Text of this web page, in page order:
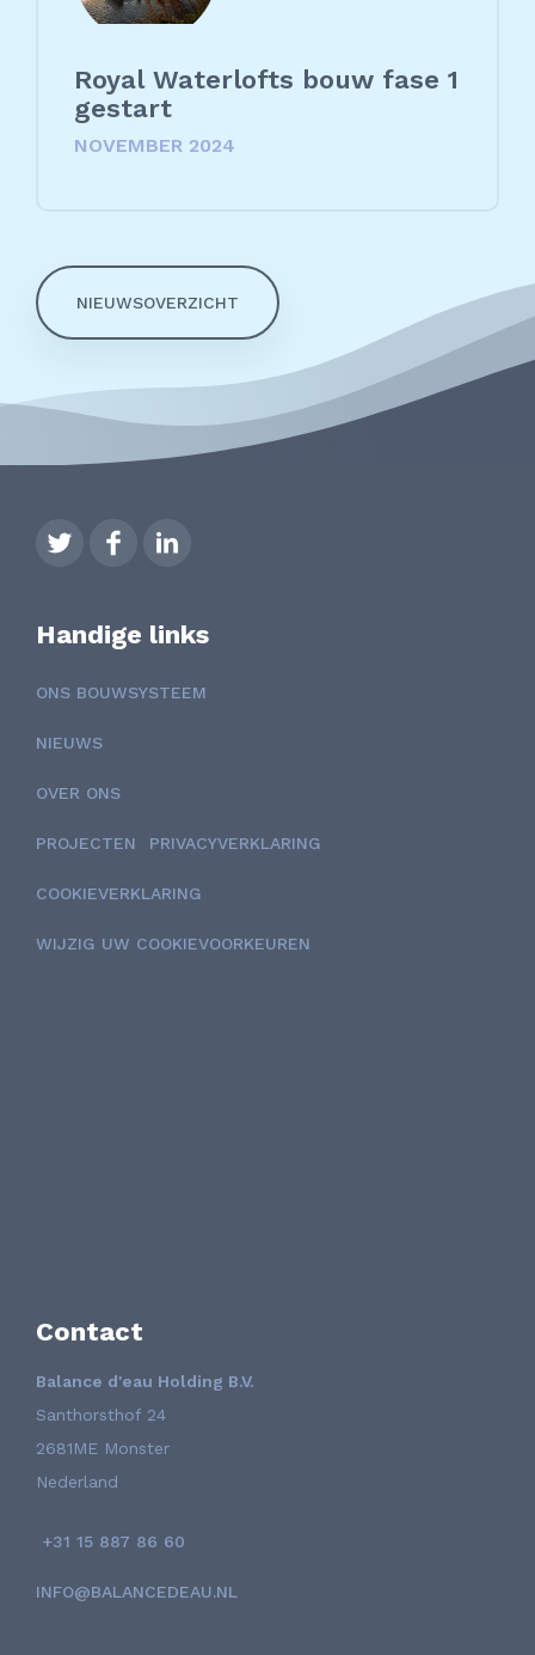
Royal Waterlofts bouw fase 1
gestart
NOVEMBER 2024
NIEUWSOVERZICHT
Handige links
ONS BOUWSYSTEEM
NIEUWS
OVER ONS
PROJECTEN PRIVACYVERKLARING
COOKIEVERKLARING
WIJZIG UW COOKIEVOORKEUREN
Contact
Balance d'eau Holding B.V.
Santhorsthof 24
2681ME Monster
Nederland
+31 15 887 86 60
INFO@BALANCEDEAU.NL